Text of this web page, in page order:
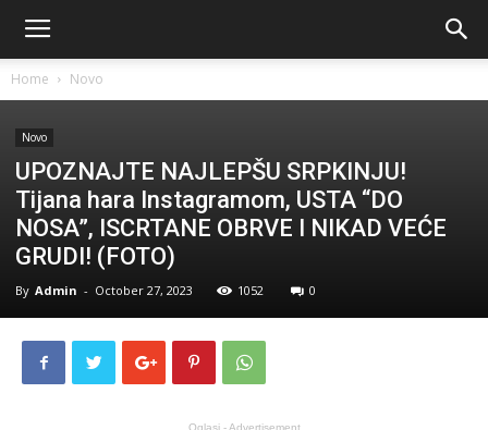
Home Novo
Novo
UPOZNAJTE NAJLEPŠU SRPKINJU!
Tijana hara Instagramom, USTA “DO
NOSA”, ISCRTANE OBRVE I NIKAD VEĆE
GRUDI! (FOTO)
By Admin - October 27, 2023 1052 0
Oglasi - Advertisement